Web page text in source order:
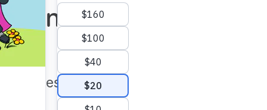
sentimientos